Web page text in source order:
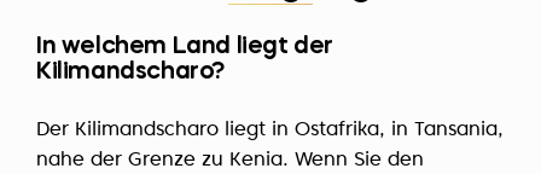
In welchem Land liegt der
Kilimandscharo?
Der Kilimandscharo liegt in Ostafrika, in Tansania,
nahe der Grenze zu Kenia. Wenn Sie den